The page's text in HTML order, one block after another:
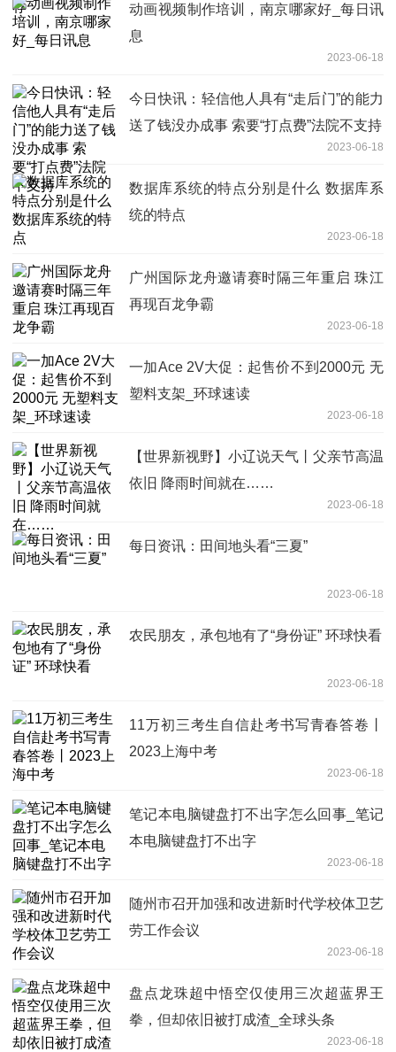
动画视频制作培训，南京哪家好_每日讯
息
2023-06-18
今日快讯：轻信他人具有“走后门”的能力
送了钱没办成事 索要“打点费”法院不支持
2023-06-18
数据库系统的特点分别是什么 数据库系
统的特点
2023-06-18
广州国际龙舟邀请赛时隔三年重启 珠江
再现百龙争霸
2023-06-18
一加Ace 2V大促：起售价不到2000元 无
塑料支架_环球速读
2023-06-18
【世界新视野】小辽说天气丨父亲节高温
依旧 降雨时间就在……
2023-06-18
每日资讯：田间地头看“三夏”
2023-06-18
农民朋友，承包地有了“身份证” 环球快看
2023-06-18
11万初三考生自信赴考书写青春答卷丨
2023上海中考
2023-06-18
笔记本电脑键盘打不出字怎么回事_笔记
本电脑键盘打不出字
2023-06-18
随州市召开加强和改进新时代学校体卫艺
劳工作会议
2023-06-18
盘点龙珠超中悟空仅使用三次超蓝界王
拳，但却依旧被打成渣_全球头条
2023-06-18